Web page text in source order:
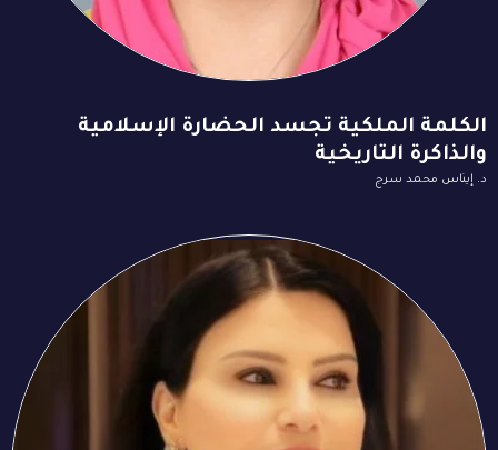
الكلمة الملكية تجسد الحضارة الإسلامية
والذاكرة التاريخية
د. إيناس محمد سرج